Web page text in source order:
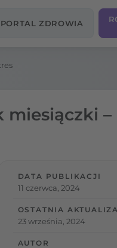
PORTAL ZDROWIA
miesiączki –
DATA PUBLIKACJI
11 czerwca, 2024
OSTATNIA
23 września, 2024
AUTOR